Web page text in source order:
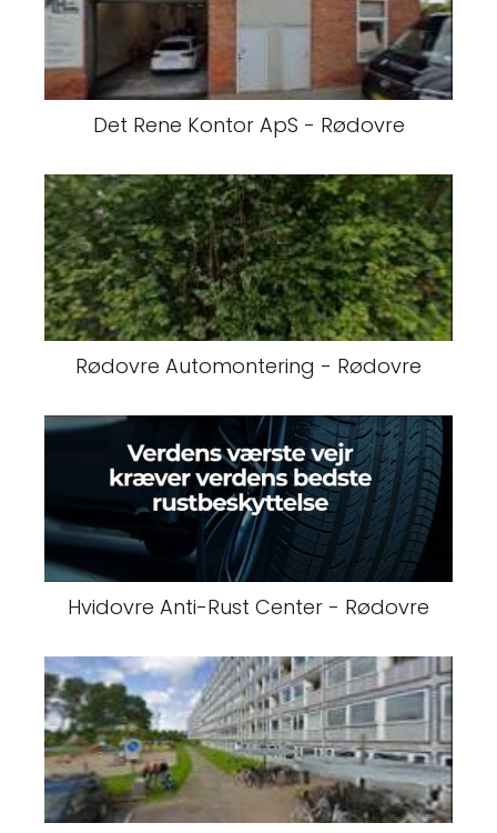
Det Rene Kontor ApS - Rødovre
Rødovre Automontering - Rødovre
Hvidovre Anti-Rust Center - Rødovre